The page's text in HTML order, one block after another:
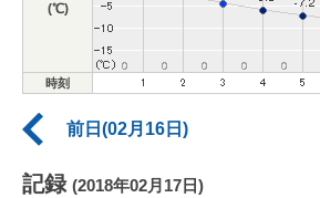
(℃)
時刻
前日(02月16日)
記録 (2018年02月17日)